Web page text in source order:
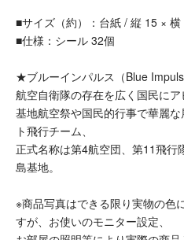
■サイズ（約）：台紙 / 縦 15 × 横
■仕様：シール 32個
★ブルーインパルス（Blue
航空自衛隊の存在を広く国民にア
基地航空祭や国民的行事で華麗
ト飛行チーム、
正式名称は第4航空団、第11飛行
島基地。
※商品写真はできる限り実物の色
すが、お使いのモニター設定、